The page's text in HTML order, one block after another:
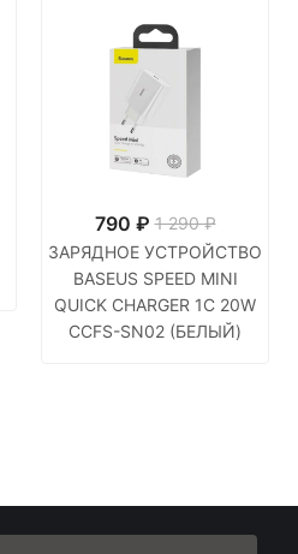
790 ₽ 1 290 ₽
ЗАРЯДНОЕ УСТРОЙСТВО
BASEUS SPEED MINI
QUICK CHARGER 1C 20W
CCFS-SN02 (БЕЛЫЙ)